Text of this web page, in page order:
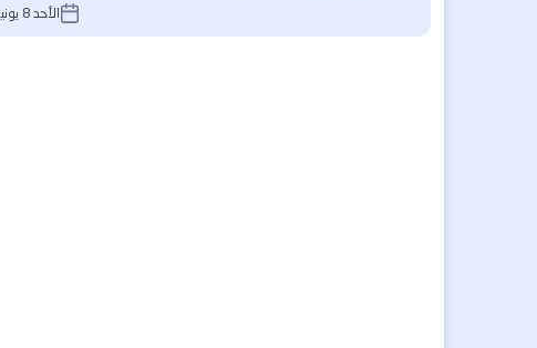
الأحد 8 يونيو 2025, 10:19 مساءً